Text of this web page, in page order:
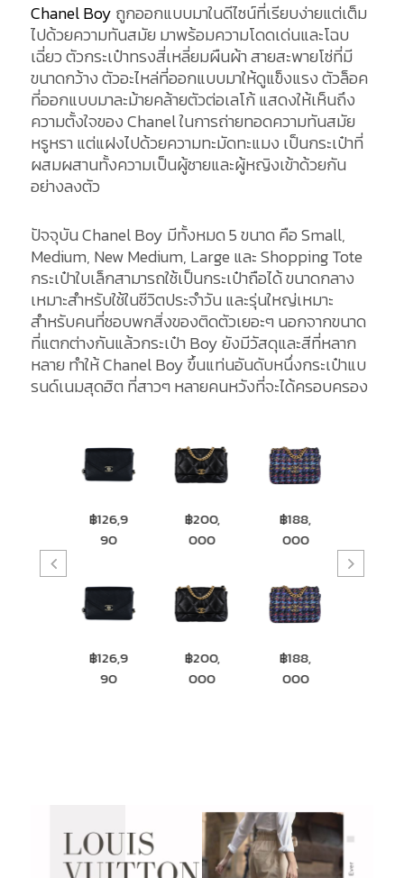
Chanel Boy ถูกออกแบบมาในดีไซน์ที่เรียบง่ายแต่เต็ม
ไปด้วยความทันสมัย มาพร้อมความโดดเด่นและโฉบ
เฉี่ยว ตัวกระเป๋าทรงสี่เหลี่ยมผืนผ้า สายสะพายโซ่ที่มี
ขนาดกว้าง ตัวอะไหล่ที่ออกแบบมาให้ดูแข็งแรง ตัวล็อค
ที่ออกแบบมาละม้ายคล้ายตัวต่อเลโก้ แสดงให้เห็นถึง
ความตั้งใจของ Chanel ในการถ่ายทอดความทันสมัย
หรูหรา แต่แฝงไปด้วยความทะมัดทะแมง เป็นกระเป๋าที่
ผสมผสานทั้งความเป็นผู้ชายและผู้หญิงเข้าด้วยกัน
อย่างลงตัว
ปัจจุบัน Chanel Boy มีทั้งหมด 5 ขนาด คือ Small,
Medium, New Medium, Large และ Shopping Tote
กระเป๋าใบเล็กสามารถใช้เป็นกระเป๋าถือได้ ขนาดกลาง
เหมาะสำหรับใช้ในชีวิตประจำวัน และรุ่นใหญ่เหมาะ
สำหรับคนที่ชอบพกสิ่งของติดตัวเยอะๆ นอกจากขนาด
ที่แตกต่างกันแล้วกระเป๋า Boy ยังมีวัสดุและสีที่หลาก
หลาย ทำให้ Chanel Boy ขึ้นแท่นอันดับหนึ่งกระเป๋าแบ
รนด์เนมสุดฮิต ที่สาวๆ หลายคนหวังที่จะได้ครอบครอง
฿200,
000
฿188,
000
฿265,
000
฿200,
000
฿188,
000
฿265,
000